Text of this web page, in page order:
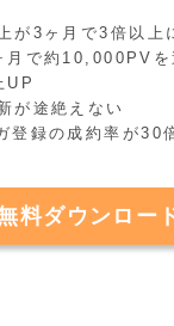
が3ヶ月で3倍以上
月で約10,000PVを
UP
が途絶えない
登録の成約率が30
料ダウンロー